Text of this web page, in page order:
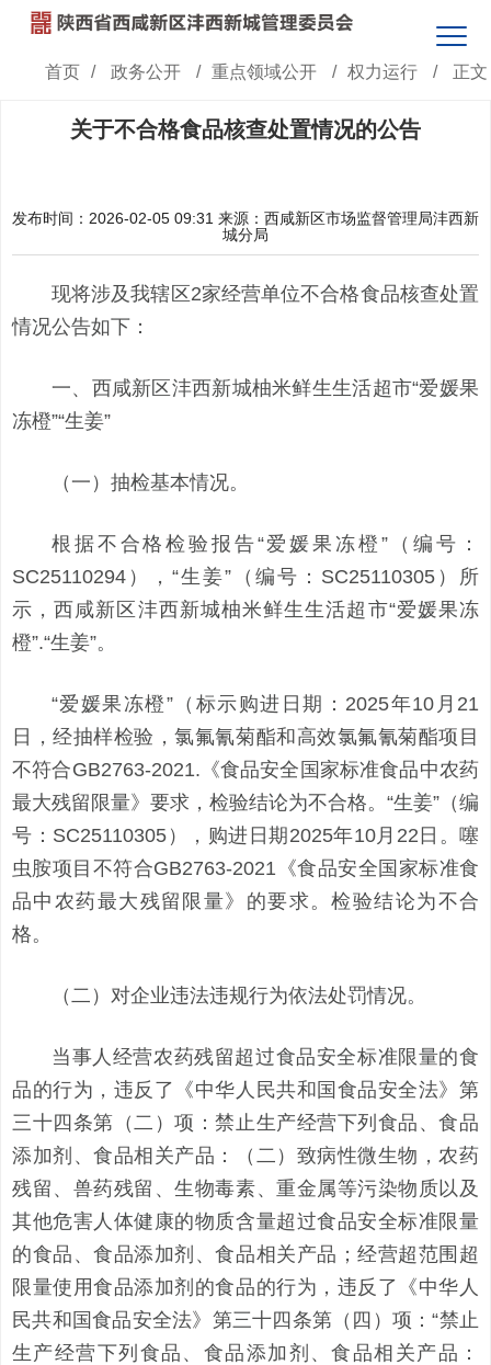
首页 / 政务公开 / 重点领域公开 / 权力运行 / 正文
关于不合格食品核查处置情况的公告
发布时间：2026-02-05 09:31 来源：西咸新区市场监督管理局沣西新
城分局
现将涉及我辖区2家经营单位不合格食品核查处置
情况公告如下：
一、西咸新区沣西新城柚米鲜生生活超市“爱媛果
冻橙”“生姜”
（一）抽检基本情况。
根据不合格检验报告“爱媛果冻橙”（编号：
SC25110294），“生姜”（编号：SC25110305）所
示，西咸新区沣西新城柚米鲜生生活超市“爱媛果冻
橙”.“生姜”。
“爱媛果冻橙”（标示购进日期：2025年10月21
日，经抽样检验，氯氟氰菊酯和高效氯氟氰菊酯项目
不符合GB2763-2021.《食品安全国家标准食品中农药
最大残留限量》要求，检验结论为不合格。“生姜”（编
号：SC25110305），购进日期2025年10月22日。噻
虫胺项目不符合GB2763-2021《食品安全国家标准食
品中农药最大残留限量》的要求。检验结论为不合
格。
（二）对企业违法违规行为依法处罚情况。
当事人经营农药残留超过食品安全标准限量的食
品的行为，违反了《中华人民共和国食品安全法》第
三十四条第（二）项：禁止生产经营下列食品、食品
添加剂、食品相关产品：（二）致病性微生物，农药
残留、兽药残留、生物毒素、重金属等污染物质以及
其他危害人体健康的物质含量超过食品安全标准限量
的食品、食品添加剂、食品相关产品；经营超范围超
限量使用食品添加剂的食品的行为，违反了《中华人
民共和国食品安全法》第三十四条第（四）项：“禁止
生产经营下列食品、食品添加剂、食品相关产品：